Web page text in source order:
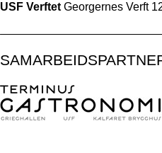
USF Verftet Georgernes Verft